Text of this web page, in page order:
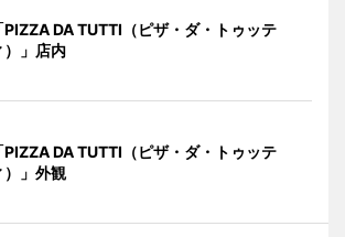
PIZZA DA TUTTI（ピザ・ダ・トゥッテ
）」店内
PIZZA DA TUTTI（ピザ・ダ・トゥッテ
）」外観